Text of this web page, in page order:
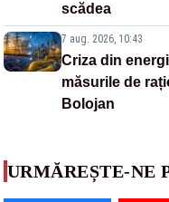
scădea
7 aug. 2026, 10:43
Criza din
măsurile de
Bolojan
URMĂREȘTE-NE